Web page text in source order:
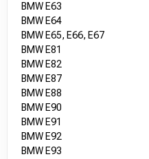
BMW E63
BMW E64
BMW E65, E66, E67
BMW E81
BMW E82
BMW E87
BMW E88
BMW E90
BMW E91
BMW E92
BMW E93